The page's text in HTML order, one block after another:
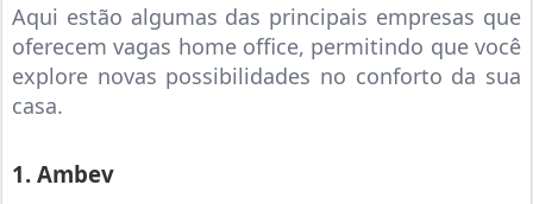
Aqui estão algumas das principais empresas que
oferecem vagas home office, permitindo que você
explore novas possibilidades no conforto da sua
casa.
1. Ambev